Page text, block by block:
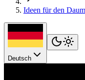
Ideen für den
Deutsch